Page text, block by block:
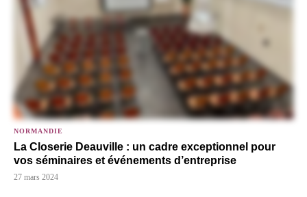
NORMANDIE
La Closerie Deauville : un cadre exceptionnel pour
vos séminaires et événements d’entreprise
27 mars 2024